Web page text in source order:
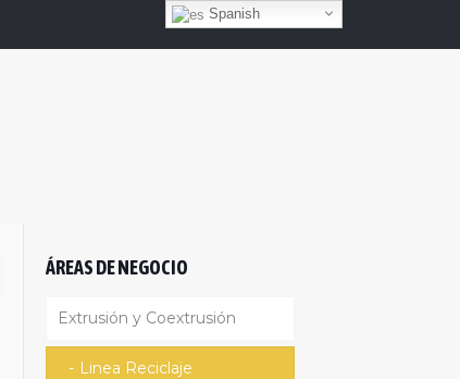
ÁREAS DE NEGOCIO
Extrusión y Coextrusión
Linea Reciclaje
Spanish